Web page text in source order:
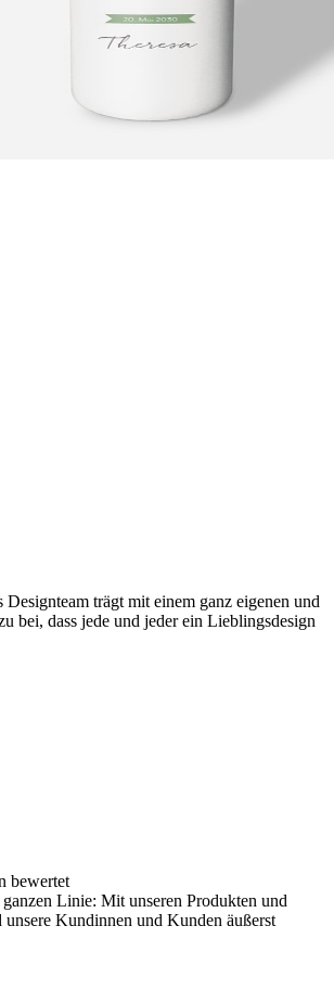
Designteam trägt mit einem ganz eigenen und
bei, dass jede und jeder ein Lieblingsdesign
bewertet
Linie: Mit unseren Produkten und
unsere Kundinnen und Kunden äußerst